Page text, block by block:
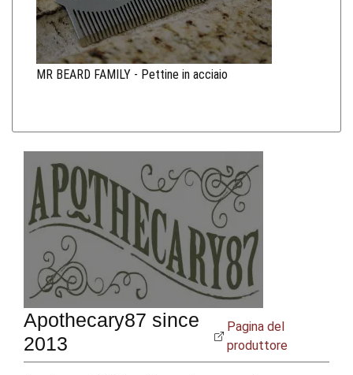
MR BEARD FAMILY - Pettine in acciaio
Apothecary87 since
2013
Pagina del
produttore